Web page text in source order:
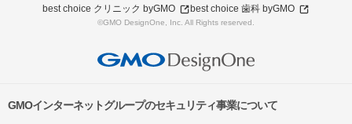
best choice クリニック byGMO
best choice 歯科 byGMO
©GMO DesignOne, Inc. All Rights reserved.
GMOインターネットグループのセキュリティ事業について